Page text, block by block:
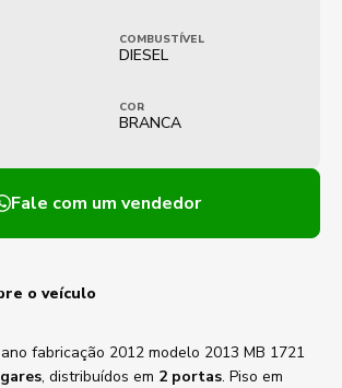
COMBUSTÍVEL
DIESEL
COR
BRANCA
Fale com um vendedor
o veículo
fabricação 2012 modelo 2013 MB 1721
, distribuídos em 2 portas. Piso em